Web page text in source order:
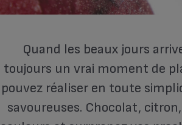
Quand les beaux jours
toujours un vrai moment de
pouvez réaliser en toute
savoureuses. Chocolat,